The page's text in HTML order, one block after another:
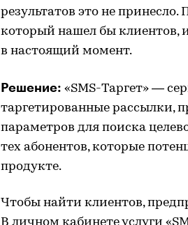
результатов это не
который нашел бы клиентов,
в настоящий момент.
Решение: «SMS-Таргет» —
таргетированные рассылки,
параметров для поиска
тех абонентов, которые
продукте.
Чтобы найти клиентов,